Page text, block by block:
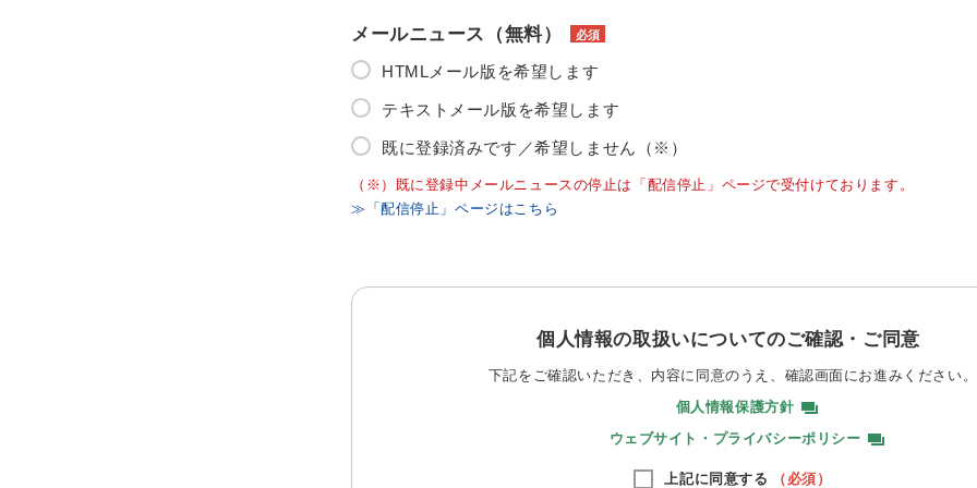
メールニュース（無料） 必須
HTMLメール版を希望します
テキストメール版を希望します
既に登録済みです／希望しません（※）
（※）既に登録中メールニュースの停止は「配信停止」ページで受付けております。
≫「配信停止」ページはこちら
個人情報の取扱いについてのご確認・ご同意
下記をご確認いただき、内容に同意のうえ、 確認画面にお進みください。
個人情報保護方針
ウェブサイト・プライバシーポリシー
上記に同意する （必須）